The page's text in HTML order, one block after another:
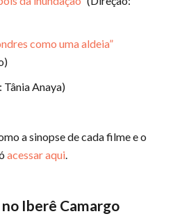
como uma aldeia”
Tânia Anaya)
a sinopse de cada filme e o
acessar aqui.
Iberê Camargo